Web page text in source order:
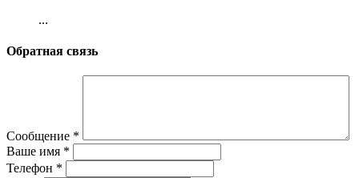
...
Обратная связь
Сообщение *
Ваше имя *
Телефон *